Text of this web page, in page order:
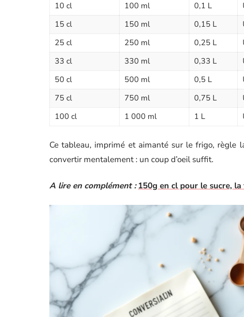
10 cl
100 ml 0,1 L
15 cl
150 ml 0,15 L
25 cl
250 ml 0,25 L
33 cl
330 ml 0,33 L
50 cl
500 ml 0,5 L
75 cl
750 ml 0,75 L
100 cl
1 000 ml 1 L
Ce tableau, imprimé et aimanté sur le frigo, règle
convertir mentalement : un coup d’oeil suffit.
A lire en complément : 150g en cl pour le sucre,